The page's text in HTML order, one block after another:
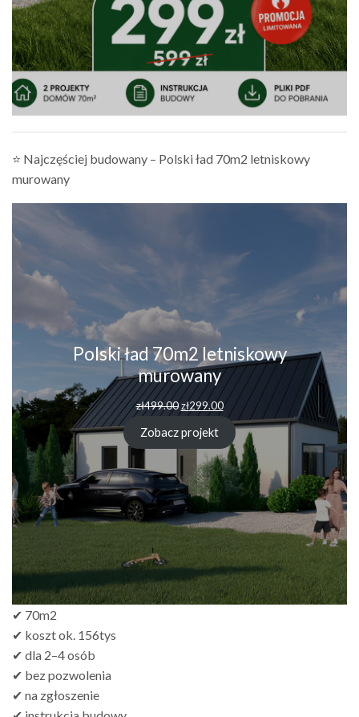
⭐ Najczęściej budowany – Polski ład 70m2 letniskowy
murowany
Polski ład 70m2 letniskowy
murowany
zł499.00 zł299.00
Zobacz projekt
✔ 70m2
✔ koszt ok. 156tys
✔ dla 2–4 osób
✔ bez pozwolenia
✔ na zgłoszenie